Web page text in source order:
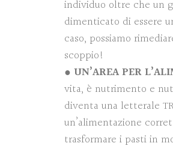
individuo oltre che un
dimenticato di essere
caso, possiamo
scoppio!
● UN’AREA PER
vita, è nutrimento e
diventa una letterale
un’alimentazione
trasformare i pasti in